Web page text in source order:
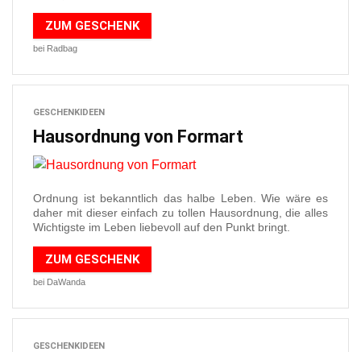
ZUM GESCHENK
bei Radbag
GESCHENKIDEEN
Hausordnung von Formart
Ordnung ist bekanntlich das halbe Leben. Wie wäre es
daher mit dieser einfach zu tollen Hausordnung, die alles
Wichtigste im Leben liebevoll auf den Punkt bringt.
ZUM GESCHENK
bei DaWanda
GESCHENKIDEEN